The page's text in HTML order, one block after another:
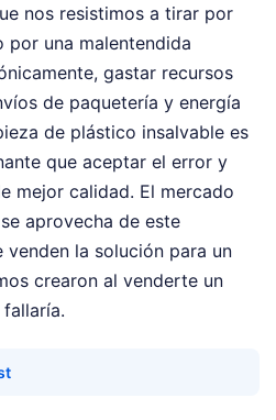
nos resistimos a tirar por
por una malentendida
gastar recursos
de paquetería y energía
de plástico insalvable es
que aceptar el error y
mejor calidad. El mercado
aprovecha de este
venden la solución para un
crearon al venderte un